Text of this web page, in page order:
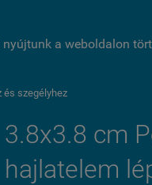
a weboldalon
és szegélyhez
3.8x3.8 cm
hajlatelem